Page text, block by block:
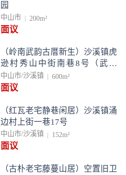
园
中山市 200m²
面议
（岭南武韵古厝新生）沙溪镇虎
逊村秀山中街南巷8号（武术
馆）
中山市/沙溪镇 600m²
面议
（红瓦老宅静巷闲居）沙溪镇涌
边村上街一巷17号
中山市/沙溪镇 152m²
面议
（古朴老宅藤蔓山居）空置旧卫